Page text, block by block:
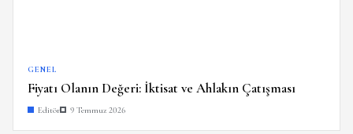
GENEL
Fiyatı Olanın Değeri: İktisat ve Ahlakın Çatışması
Editör 9 Temmuz 2026